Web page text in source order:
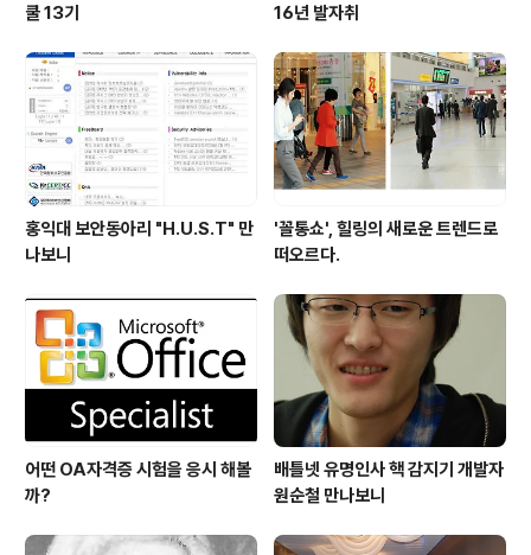
쿨 13기
16년 발자취
홍익대 보안동아리 "H.U.S.T" 만
나보니
'꼴통쇼', 힐링의 새로운 트렌드로
떠오르다.
어떤 OA자격증 시험을 응시 해볼
까?
배틀넷 유명인사 핵 감지기 개발자
원순철 만나보니